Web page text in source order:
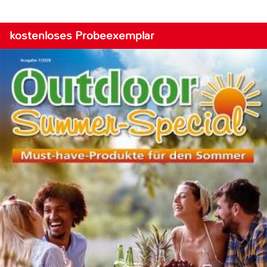
kostenloses Probeexemplar